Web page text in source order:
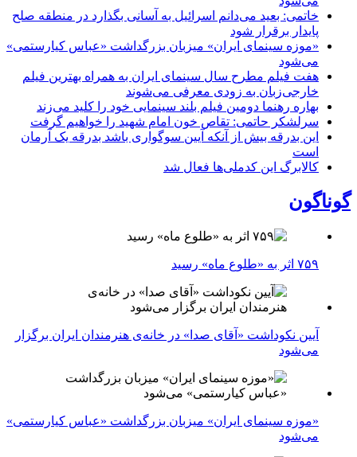
خاتمی: بعید می‌دانم اسرائیل به آسانی بگذارد در منطقه صلح
پایدار برقرار شود
«موزه سینمای ایران» میزبان بزرگداشت «عباس کیارستمی»
می‌شود
هفت فیلم مطرح سال سینمای ایران به همراه بهترین فیلم
خارجی‌زبان به زودی معرفی می‌شوند
بهاره رهنما دومین فیلم بلند سینمایی خود را کلید می‌زند
سرلشکر حاتمی: تقاص خون امام شهید را خواهیم گرفت
این بدرقه بیش از آنکه آیین سوگواری باشد بدرقه یک آرمان
است
کالابرگ این کدملی‌ها فعال شد
گوناگون
۷۵۹ اثر به «طلوع ماه» رسید
آیین نکوداشت «آقای صدا» در خانه‌ی هنرمندان ایران برگزار
می‌شود
«موزه سینمای ایران» میزبان بزرگداشت «عباس کیارستمی»
می‌شود